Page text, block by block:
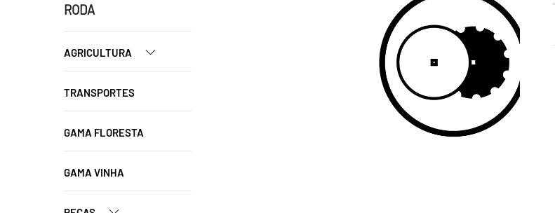
RODA
AGRICULTURA
TRANSPORTES
GAMA FLORESTA
GAMA VINHA